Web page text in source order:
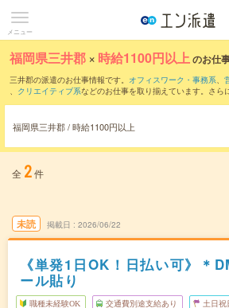
メニュー
福岡県三井郡 × 時給1100円以上のお仕
三井郡の派遣のお仕事情報です。 オフィスワーク・事務系、
、 クリエイティブ系などのお仕事を取り揃えています。さらに
福岡県三井郡 / 時給1100円以上
全 2件
未読 掲載日 2026/06/22
《単発1日OK！日払い可》＊
ール貼り
職種未経験OK 交通費別途支給あり 土日祝